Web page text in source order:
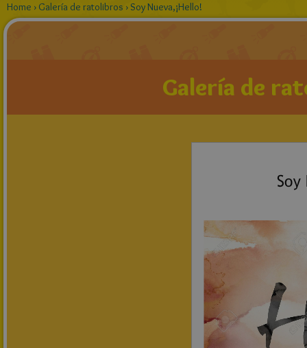
Home › Galería de ratolibros › Soy Nueva,¡Hello!
Galería de